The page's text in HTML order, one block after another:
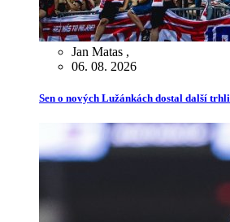
Jan Matas ,
06. 08. 2026
Sen o nových Lužánkách dostal další